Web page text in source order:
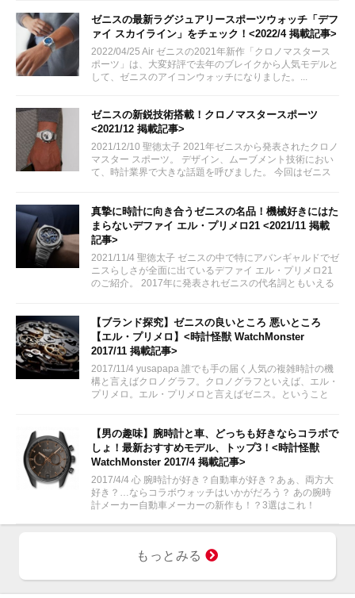
ゼニスの最新ラグジュアリースポーツウォッチ「デフ
ァイ スカイライン」をチェック！<2022/4 掲載記事>
2022/04/25 Air ゼニスの2021年新作「クロノマスタース
ポーツ」は、大変好評で去年のブレイクから人気モデルと
して、ゼニスのアイコンウォッチになりました。...
ゼニスの新鋭技術搭載！クロノマスタースポーツ
<2021/12 掲載記事>
2021/12/10 聖徳太子 2021年ゼニスから発表されたクロノ
マスター スポーツ。 デザイン、ムーブメント技術におい
て、時計業界で大きな話題を呼びました。 今回はゼニス
真摯に時計に向き合うゼニスの名品！機械好きにはた
まらないデファイ エル・プリメロ21 <2021/11 掲載
記事>
2021/11/4 聖徳太子 ゼニスの中で特にアバンギャルドでゼ
ニスらしさが全面に出ているデファイ エル・プリメロ21
のご紹介。 2017年に発表されゼニスの代名詞ともいえる
す。...
【ブランド探究】ゼニスの良いところ 悪いところ
【エル・プリメロ】<時計怪獣 WatchMonster
2017/11 掲載記事>
2017/11/4 yusapapa 誰でも手の届く人気の複雑時計の機
構と言えばクロノグラフ。クロノグラフといえば、エル・
プリメロ。エル・プリメロと言えばゼニス。ということ
【男の趣味】腕時計と車、どっちも好きならコラボで
しょ！最新おすすめモデル、トップ3！<時計怪獣
WatchMonster 2017/4 掲載記事>
2017/4/4 心 腕時計が好き？自動車が好き？あぁ、両方大
好き？…ならコラボウォッチはいかがだろう？ あの腕時
計メーカー自動車メーカーの新作も！？3選はこれ！
もっとみる